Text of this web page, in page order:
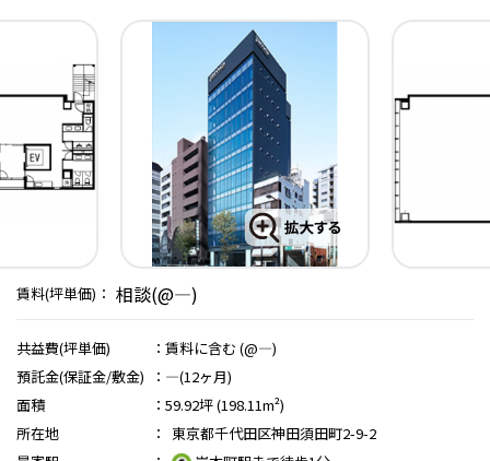
賃料(坪単価)： 相談(@―)
共益費(坪単価) ： 賃料に含む (@―)
預託金(保証金/敷金)
： ―(12ヶ月)
面積
： 59.92坪 (198.11m²)
所在地
：
東京都千代田区神田須田町2-9-2